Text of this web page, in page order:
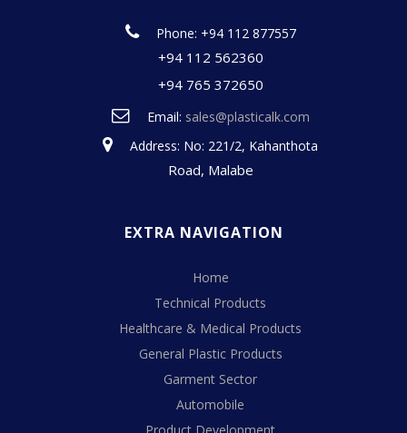
Phone: +94 112 877557
+94 112 562360
+94 765 372650
Email: sales@plasticalk.com
Address: No: 221/2, Kahanthota
Road, Malabe
EXTRA NAVIGATION
Home
Technical Products
Healthcare & Medical Products
General Plastic Products
Garment Sector
Automobile